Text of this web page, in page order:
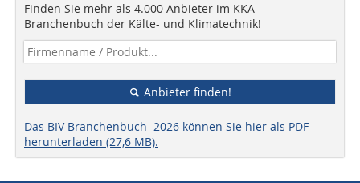
Finden Sie mehr als 4.000 Anbieter im KKA-
Branchenbuch der Kälte- und Klimatechnik!
Anbieter finden!
Das BIV Branchenbuch 2026 können Sie hier als PDF
herunterladen (27,6 MB).